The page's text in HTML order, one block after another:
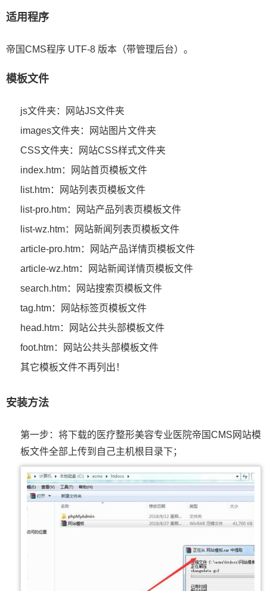
适用程序
帝国CMS程序 UTF-8 版本（带管理后台）。
模板文件
js文件夹：网站JS文件夹
images文件夹：网站图片文件夹
CSS文件夹：网站CSS样式文件夹
index.htm：网站首页模板文件
list.htm：网站列表页模板文件
list-pro.htm：网站产品列表页模板文件
list-wz.htm：网站新闻列表页模板文件
article-pro.htm：网站产品详情页模板文件
article-wz.htm：网站新闻详情页模板文件
search.htm：网站搜索页模板文件
tag.htm：网站标签页模板文件
head.htm：网站公共头部模板文件
foot.htm：网站公共头部模板文件
其它模板文件不再列出！
安装方法
第一步：将下载的医疗整形美容专业医院帝国CMS网站模
板文件全部上传到自己主机根目录下；